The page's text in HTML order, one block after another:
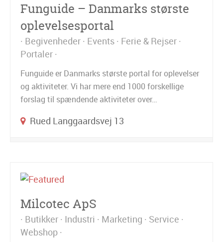
Funguide – Danmarks største
oplevelsesportal
Begivenheder Events Ferie & Rejser
Portaler
Funguide er Danmarks største portal for oplevelser
og aktiviteter. Vi har mere end 1000 forskellige
forslag til spændende aktiviteter over…
Rued Langgaardsvej 13
Milcotec ApS
Butikker Industri Marketing
Service
Webshop